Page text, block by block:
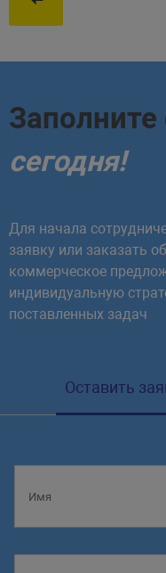
сегодня!
Для начала
заявку или заказать
коммерческое
индивидуальную
поставленных задач
Оставить